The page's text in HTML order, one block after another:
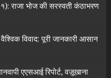
राजा भोज की सरस्वती कंठाभरण
विवाद: पूरी जानकारी आसान
एएसआई रिपोर्ट, वज़ूखाना